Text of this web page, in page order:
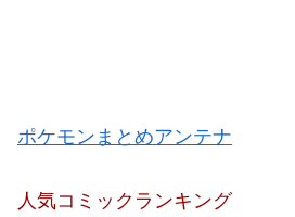
ポケモンまとめアンテナ
人気コミックランキング